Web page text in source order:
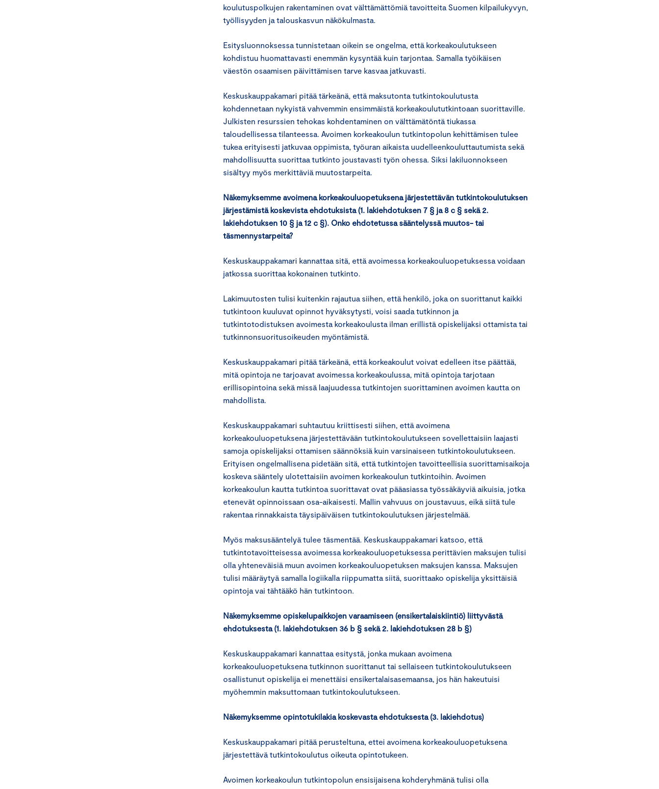
koulutuspolkujen rakentaminen ovat välttämättömiä tavoitteita Suomen kilpailukyvyn,
työllisyyden ja talouskasvun näkökulmasta.
Esitysluonnoksessa tunnistetaan oikein se ongelma, että korkeakoulutukseen
kohdistuu huomattavasti enemmän kysyntää kuin tarjontaa. Samalla työikäisen
väestön osaamisen päivittämisen tarve kasvaa jatkuvasti.
Keskuskauppakamari pitää tärkeänä, että maksutonta tutkintokoulutusta
kohdennetaan nykyistä vahvemmin ensimmäistä korkeakoulututkintoaan suorittaville.
Julkisten resurssien tehokas kohdentaminen on välttämätöntä tiukassa
taloudellisessa tilanteessa. Avoimen korkeakoulun tutkintopolun kehittämisen tulee
tukea erityisesti jatkuvaa oppimista, työuran aikaista uudelleenkouluttautumista sekä
mahdollisuutta suorittaa tutkinto joustavasti työn ohessa. Siksi lakiluonnokseen
sisältyy myös merkittäviä muutostarpeita.
Näkemyksemme avoimena korkeakouluopetuksena järjestettävän tutkintokoulutuksen
järjestämistä koskevista ehdotuksista (1. lakiehdotuksen 7 § ja 8 c § sekä 2.
lakiehdotuksen 10 § ja 12 c §). Onko ehdotetussa sääntelyssä muutos- tai
täsmennystarpeita?
Keskuskauppakamari kannattaa sitä, että avoimessa korkeakouluopetuksessa voidaan
jatkossa suorittaa kokonainen tutkinto.
Lakimuutosten tulisi kuitenkin rajautua siihen, että henkilö, joka on suorittanut kaikki
tutkintoon kuuluvat opinnot hyväksytysti, voisi saada tutkinnon ja
tutkintotodistuksen avoimesta korkeakoulusta ilman erillistä opiskelijaksi ottamista tai
tutkinnonsuoritusoikeuden myöntämistä.
Keskuskauppakamari pitää tärkeänä, että korkeakoulut voivat edelleen itse päättää,
mitä opintoja ne tarjoavat avoimessa korkeakoulussa, mitä opintoja tarjotaan
erillisopintoina sekä missä laajuudessa tutkintojen suorittaminen avoimen kautta on
mahdollista.
Keskuskauppakamari suhtautuu kriittisesti siihen, että avoimena
korkeakouluopetuksena järjestettävään tutkintokoulutukseen sovellettaisiin laajasti
samoja opiskelijaksi ottamisen säännöksiä kuin varsinaiseen tutkintokoulutukseen.
Erityisen ongelmallisena pidetään sitä, että tutkintojen tavoitteellisia suorittamisaikoja
koskeva sääntely ulotettaisiin avoimen korkeakoulun tutkintoihin. Avoimen
korkeakoulun kautta tutkintoa suorittavat ovat pääasiassa työssäkäyviä aikuisia, jotka
etenevät opinnoissaan osa-aikaisesti. Mallin vahvuus on joustavuus, eikä siitä tule
rakentaa rinnakkaista täysipäiväisen tutkintokoulutuksen järjestelmää.
Myös maksusääntelyä tulee täsmentää. Keskuskauppakamari katsoo, että
tutkintotavoitteisessa avoimessa korkeakouluopetuksessa perittävien maksujen tulisi
olla yhteneväisiä muun avoimen korkeakouluopetuksen maksujen kanssa. Maksujen
tulisi määräytyä samalla logiikalla riippumatta siitä, suorittaako opiskelija yksittäisiä
opintoja vai tähtääkö hän tutkintoon.
Näkemyksemme opiskelupaikkojen varaamiseen (ensikertalaiskiintiö) liittyvästä
ehdotuksesta (1. lakiehdotuksen 36 b § sekä 2. lakiehdotuksen 28 b §)
Keskuskauppakamari kannattaa esitystä, jonka mukaan avoimena
korkeakouluopetuksena tutkinnon suorittanut tai sellaiseen tutkintokoulutukseen
osallistunut opiskelija ei menettäisi ensikertalaisasemaansa, jos hän hakeutuisi
myöhemmin maksuttomaan tutkintokoulutukseen.
Näkemyksemme opintotukilakia koskevasta ehdotuksesta (3. lakiehdotus)
Keskuskauppakamari pitää perusteltuna, ettei avoimena korkeakouluopetuksena
järjestettävä tutkintokoulutus oikeuta opintotukeen.
Avoimen korkeakoulun tutkintopolun ensisijaisena kohderyhmänä tulisi olla